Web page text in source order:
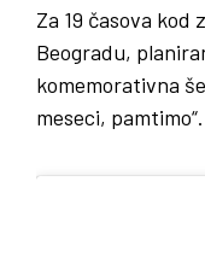
Za 19 časova
Beogradu,
komemorativna
meseci, pamtimo“.